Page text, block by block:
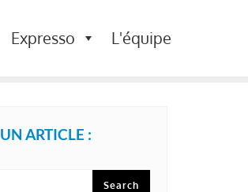
Expresso L'équipe
ARTICLE :